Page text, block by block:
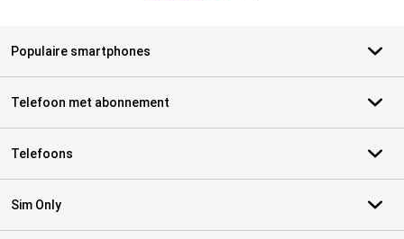
Populaire smartphones
Telefoon met abonnement
Telefoons
Sim Only